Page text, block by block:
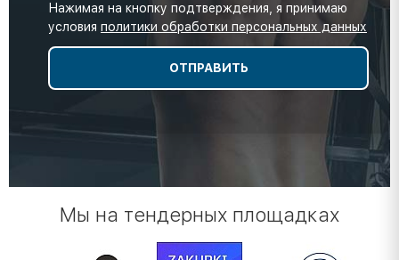
Нажимая на кнопку подтверждения, я принимаю
условия политики обработки персональных данных
Мы на тендерных площадках